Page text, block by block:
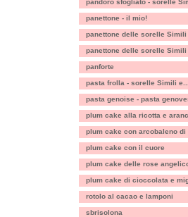
pandoro sfogliato - sorelle
panettone - il mio!
panettone delle sorelle Simili
panettone delle sorelle Simili
panforte
pasta frolla - sorelle Simili
pasta genoise - pasta
plum cake alla ricotta e
plum cake con arcobaleno di
plum cake con il cuore
plum cake delle rose
plum cake di cioccolata e
rotolo al cacao e lamponi
sbrisolona